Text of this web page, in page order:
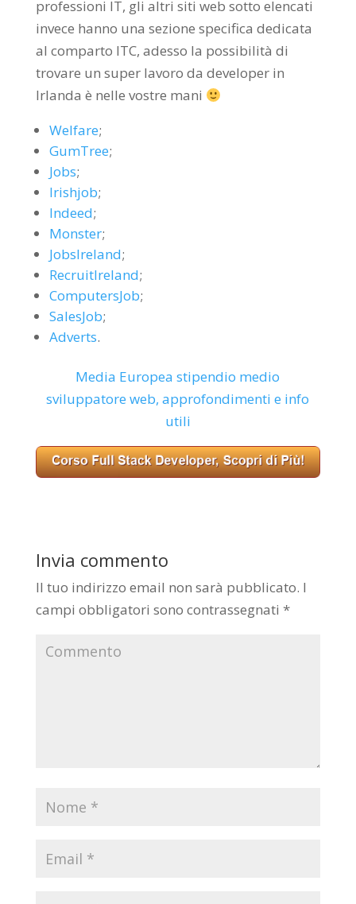
professioni IT, gli altri siti web sotto elencati
invece hanno una sezione specifica dedicata
al comparto ITC, adesso la possibilità di
trovare un super lavoro da developer in
Irlanda è nelle vostre mani
Welfare;
GumTree;
Jobs;
Irishjob;
Indeed;
Monster;
JobsIreland;
RecruitIreland;
ComputersJob;
SalesJob;
Adverts.
Media Europea stipendio medio
sviluppatore web, approfondimenti e info
utili
Invia commento
Il tuo indirizzo email non sarà pubblicato. I
campi obbligatori sono contrassegnati *